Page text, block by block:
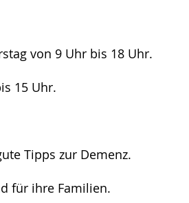
von 9 Uhr bis 18 Uhr.
15 Uhr.
Tipps zur Demenz.
für ihre Familien.